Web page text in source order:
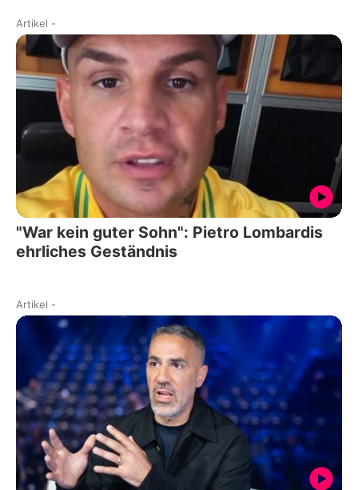
Artikel -
"War kein guter Sohn": Pietro Lombardis
ehrliches Geständnis
Artikel -